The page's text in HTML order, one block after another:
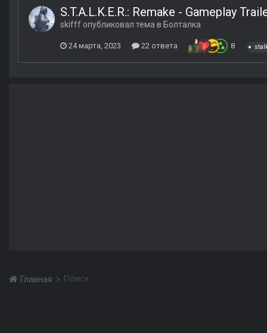
S.T.A.L.K.E.R.: Remake - Gameplay
skifff опубликовал тема в Болталка
24 марта, 2023 22 ответа 8
Главная Поиск